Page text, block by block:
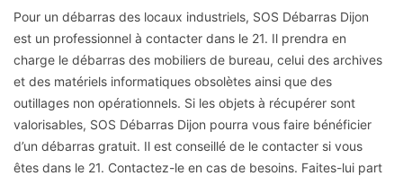
Pour un débarras des locaux industriels, SOS Débarras Dijon
est un professionnel à contacter dans le 21. Il prendra en
charge le débarras des mobiliers de bureau, celui des archives
et des matériels informatiques obsolètes ainsi que des
outillages non opérationnels. Si les objets à récupérer sont
valorisables, SOS Débarras Dijon pourra vous faire bénéficier
d’un débarras gratuit. Il est conseillé de le contacter si vous
êtes dans le 21. Contactez-le en cas de besoins. Faites-lui part